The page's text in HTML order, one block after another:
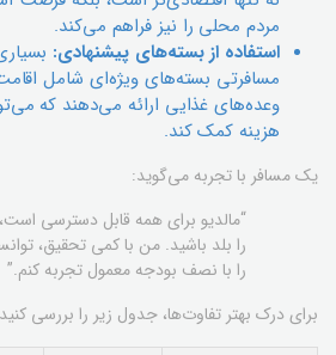
مردم محلی را نیز فراهم می‌کند.
استفاده از بسته‌های پیشنهادی:
مسافرتی بسته‌های ویژه‌ای شامل
وعده‌های غذایی ارائه می‌دهند که
هزینه کمک کند.
یک مسافر با تجربه می‌گوید:
“مالدیو برای همه قابل دسترسی
را بلد باشید. من با کمی تحقیق،
را با نصف بودجه معمول تجربه کنم.”
برای درک بهتر تفاوت‌ها، جدول زیر را بررسی